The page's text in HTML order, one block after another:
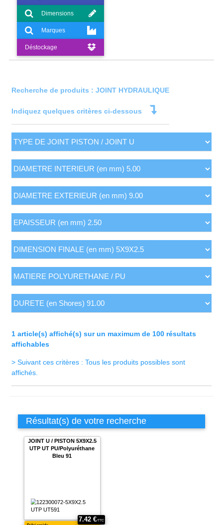
Dimensions
Marques
Déstockage
Recherche de produits : JOINT HYDRAULIQUE
Indiquez quelques critères ci-dessous
1 article(s) affiché(s) sur un maximum de 100 résultats
affichables
> Suivant ces critères : Tous les produits possibles sont
affichés.
Résultat(s) de votre recherche